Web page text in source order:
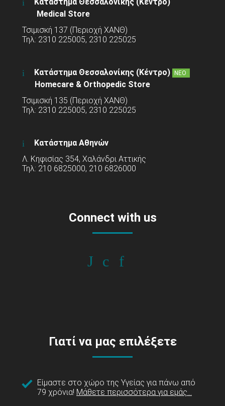
Medical Store
Τσιμισκή 137 (Περιοχή ΧΑΝΘ)
Τηλ: 2310 225005, 2310 225025
Κατάστημα Θεσσαλονίκης (Κέντρο) ΝΕΟ
Homecare & Orthopedic Store
Τσιμισκή 135 (Περιοχή ΧΑΝΘ)
Τηλ: 2310 225005, 2310 225025
Κατάστημα Αθηνών
Λ. Κηφισίας 354, Χαλάνδρι Αττικής
Τηλ: 210 6825000, 210 6826000
Connect with us
Γιατί να μας επιλέξετε
Είμαστε στο χώρο της Υγείας για πάνω από
79 χρόνια! Μάθετε περισσότερα για εμάς...